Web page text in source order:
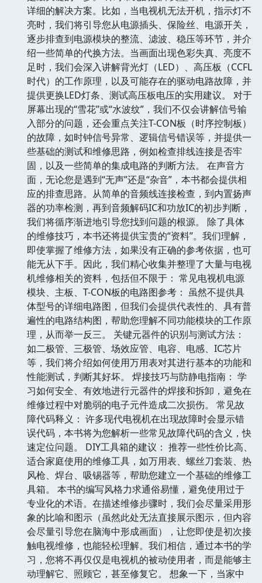
详细的解决方案。比如，当电视机无法开机，指示灯不
亮时，我们将引导您从电源插头、保险丝、电源开关，
逐步排查到电源模块的整流、滤波、稳压等环节，并介
绍一些简单的代换方法。当画面出现色彩失真、亮度不
足时，我们会深入讲解背光灯（LED）、高压板（CCFL
时代）的工作原理，以及可能存在的驱动电路故障，并
提供更换LED灯条、测试高压板电压的实用建议。 对于
屏幕出现的“雪花”或“水波纹”，我们不仅会讲解信号输
入部分的问题，还会重点关注T-CON板（时序控制板）
的故障，如时钟信号异常、逻辑信号错误等，并提供一
些基础的测试和维修思路，例如检查排线连接是否牢
固，以及一些简单的集成电路的判断方法。 在声音方
面，无论您是遇到“无声”还是“杂音”，本书都会提供相
应的排查思路。从简单的音频线连接检查，到内置扬声
器的功率检测，再到音频解码IC和功放IC的初步判断，
我们将循序渐进地引导您找到问题的根源。 除了具体
的维修技巧，本书还将提供宝贵的“资料”。我们理解，
即使掌握了维修方法，如果没有正确的参考依据，也可
能无从下手。因此，我们精心收集并整理了大量与电视
机维修相关的资料，包括但不限于： 常见电视机电源
模块、主板、T-CON板的电路图参考： 虽然不提供具
体型号的详细电路图，但我们会提供代表性的、具有普
遍性的电路结构图，帮助您理解不同功能模块的工作原
理，从而举一反三。 关键元器件的识别与测试方法：
如二极管、三极管、场效应管、电容、电感、IC芯片
等，我们将介绍如何使用万用表对其进行基本的功能和
性能测试，判断其好坏。 焊接技巧与防静电指南： 学
习如何安全、有效地进行元器件的焊接和拆卸，避免在
维修过程中对脆弱的电子元件造成二次损伤。 常见故
障代码释义： 许多现代电视机在出现故障时会显示错
误代码，本书将为您解析一些常见故障代码的含义，快
速定位问题。 DIY工具箱的建议： 推荐一些性价比高、
适合家庭使用的维修工具，如万用表、螺丝刀套装、热
风枪、焊台、吸锡器等，帮助您建立一个基础的维修工
具箱。 本书的编写风格力求通俗易懂，避免使用过于
专业化的术语。在描述维修步骤时，我们会尽量采用形
象的比喻和图示（虽然此处无法直接展示图示，但内容
会尽量引导您在脑海中形成画面），让您即使是初次接
触电视维修，也能轻松理解。我们相信，通过本书的学
习，您将不再仅仅是电视机的被动使用者，而是能够主
动理解它、照顾它，甚至修复它。 想象一下，当家中